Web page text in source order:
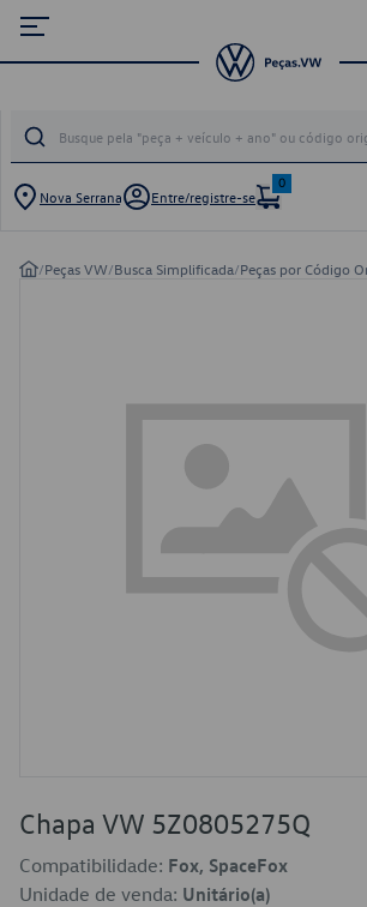
Nova Serrana Entre/registre-se
0
/Peças VW/Busca Simplificada/Peças por Código
Chapa VW 5Z0805275Q
Compatibilidade: Fox, SpaceFox
Unidade de venda: Unitário(a)